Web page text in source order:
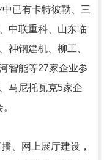
已有卡特彼勒、三
中联重科、山东临
神钢建机、柳工、
智能等27家企业参
马尼托瓦克5家企
、网上展厅建设，